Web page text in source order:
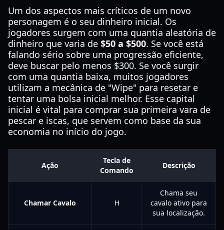
Um dos aspectos mais críticos de um novo
personagem é o seu dinheiro inicial. Os
jogadores surgem com uma quantia aleatória de
dinheiro que varia de $50 a $500. Se você está
falando sério sobre uma progressão eficiente,
deve buscar pelo menos $300. Se você surgir
com uma quantia baixa, muitos jogadores
utilizam a mecânica de "Wipe" para resetar e
tentar uma bolsa inicial melhor. Esse capital
inicial é vital para comprar sua primeira vara de
pescar e iscas, que servem como base da sua
economia no início do jogo.
Ação
Tecla de
Comando
Descrição
Chamar Cavalo H
Chama seu
cavalo ativo para
sua localização.